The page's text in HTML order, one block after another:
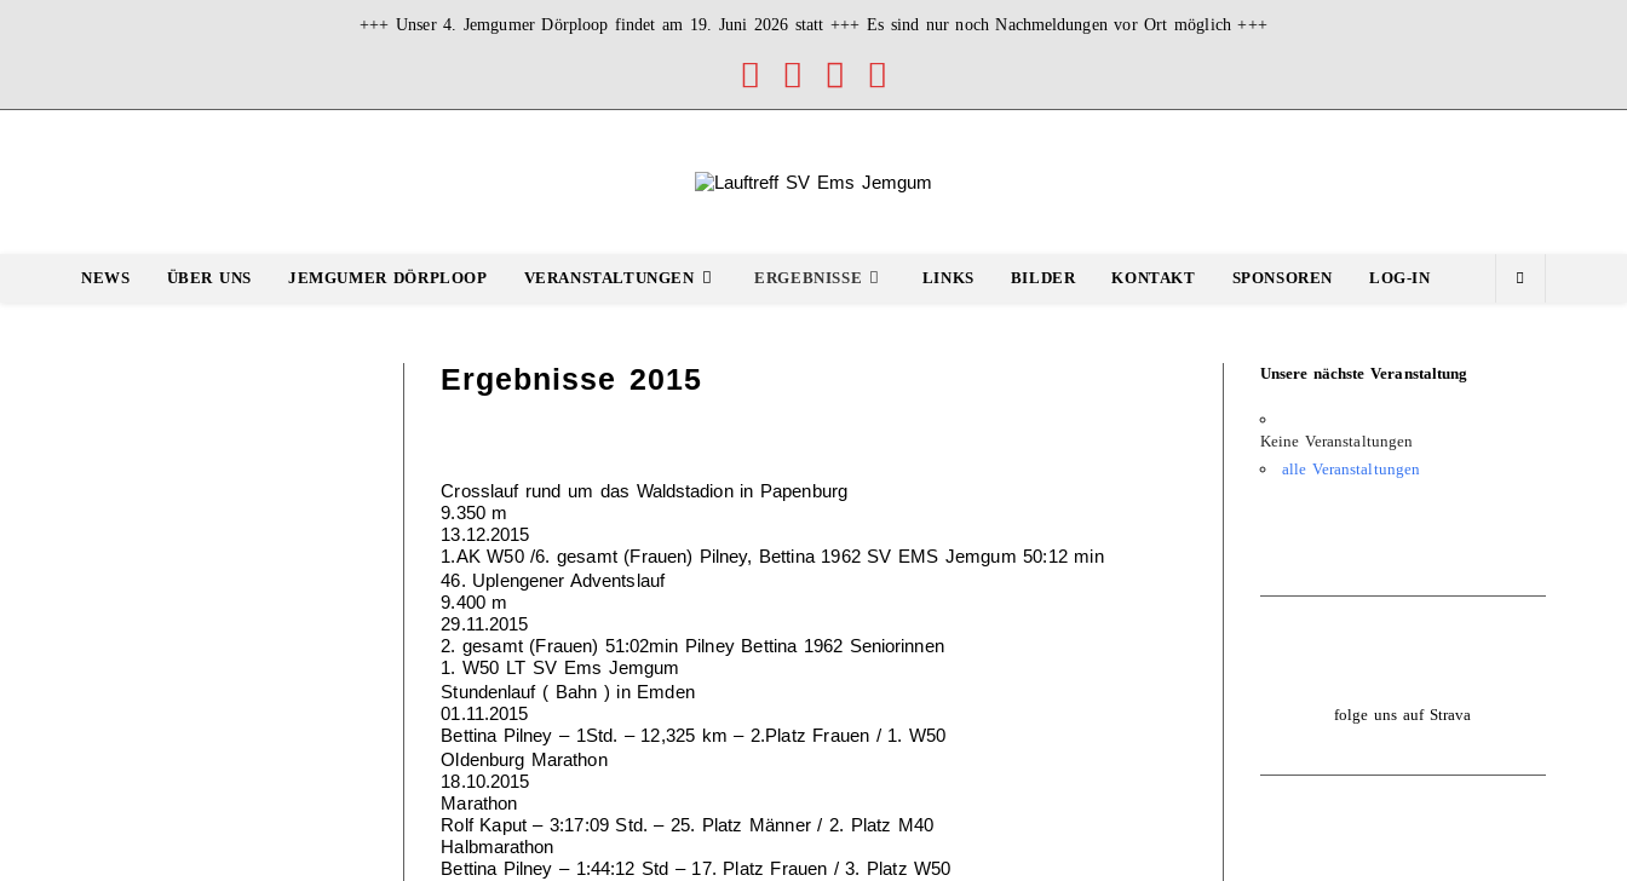
+++ Unser 4. Jemgumer Dörploop findet am 19. Juni 2026 statt +++ Es sind nur noch Nachmeldungen vor Ort möglich +++
NEWS ÜBER UNS JEMGUMER DÖRPLOOP VERANSTALTUNGEN ERGEBNISSE LINKS BILDER KONTAKT SPONSOREN LOG-IN
Ergebnisse 2015
Crosslauf rund um das Waldstadion in Papenburg
9.350 m
13.12.2015
1.AK W50 /6. gesamt (Frauen) Pilney, Bettina 1962 SV EMS Jemgum 50:12 min
46. Uplengener Adventslauf
9.400 m
29.11.2015
2. gesamt (Frauen) 51:02min Pilney Bettina 1962 Seniorinnen
1. W50 LT SV Ems Jemgum
Stundenlauf ( Bahn ) in Emden
01.11.2015
Bettina Pilney – 1Std. – 12,325 km – 2.Platz Frauen / 1. W50
Oldenburg Marathon
18.10.2015
Marathon
Rolf Kaput – 3:17:09 Std. – 25. Platz Männer / 2. Platz M40
Halbmarathon
Bettina Pilney – 1:44:12 Std – 17. Platz Frauen / 3. Platz W50
Unsere nächste Veranstaltung
Keine Veranstaltungen
alle Veranstaltungen
folge uns auf Strava